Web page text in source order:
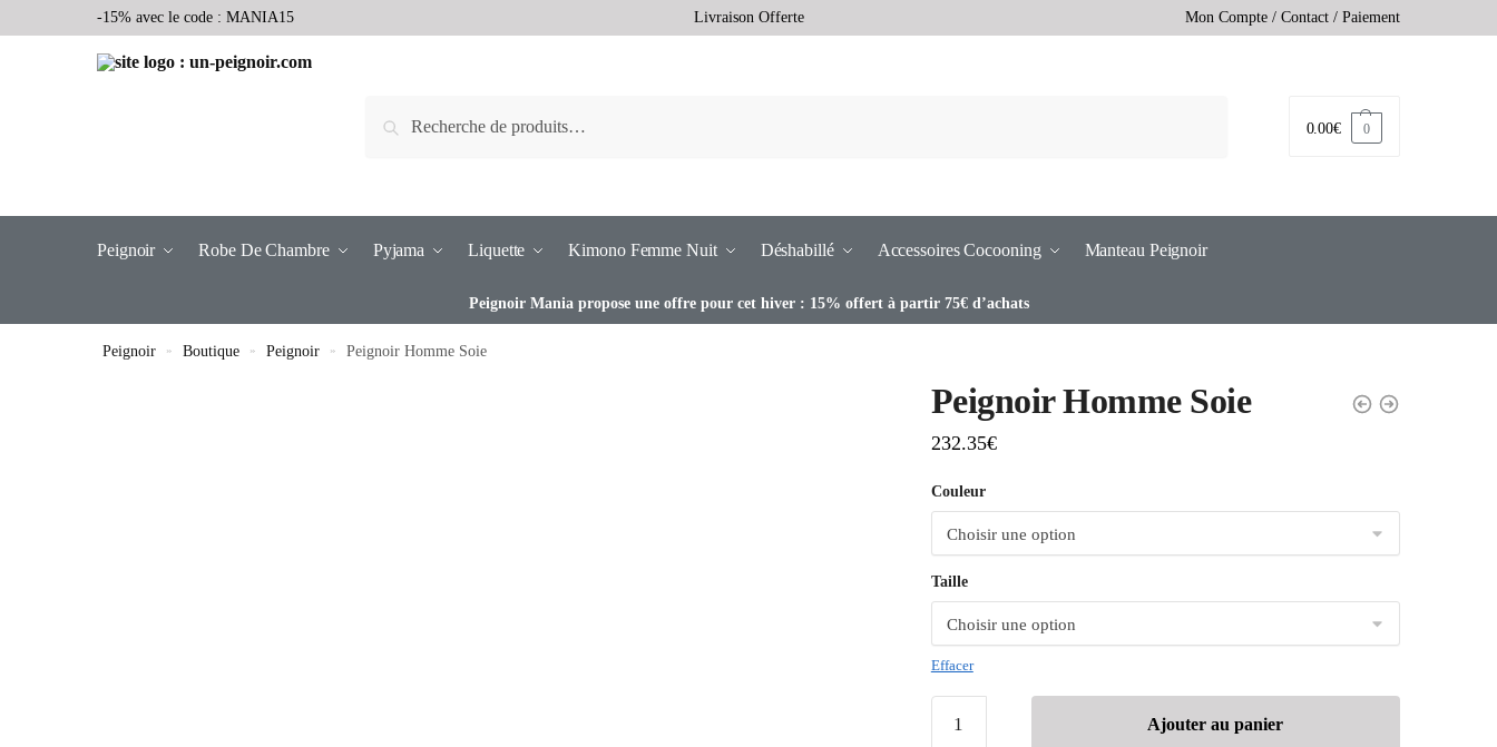
-15% avec le code : MANIA15 Livraison Offerte Mon Compte / Contact / Paiement
Recherche 0.00€ 0
Peignoir Robe De Chambre Pyjama Liquette Kimono Femme Nuit Déshabillé Accessoires Cocooning Manteau Peignoir
Peignoir Mania propose une offre pour cet hiver : 15% offert à partir 75€ d’achats
Peignoir » Boutique » Peignoir » Peignoir Homme Soie
Peignoir Homme Soie
232.35€
Couleur
Taille
Effacer
Ajouter au panier